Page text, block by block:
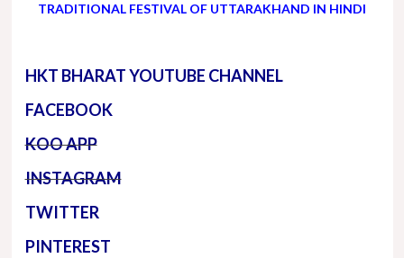
TRADITIONAL FESTIVAL OF UTTARAKHAND IN HINDI
HKT BHARAT YOUTUBE CHANNEL
FACEBOOK
KOO APP
INSTAGRAM
TWITTER
PINTEREST